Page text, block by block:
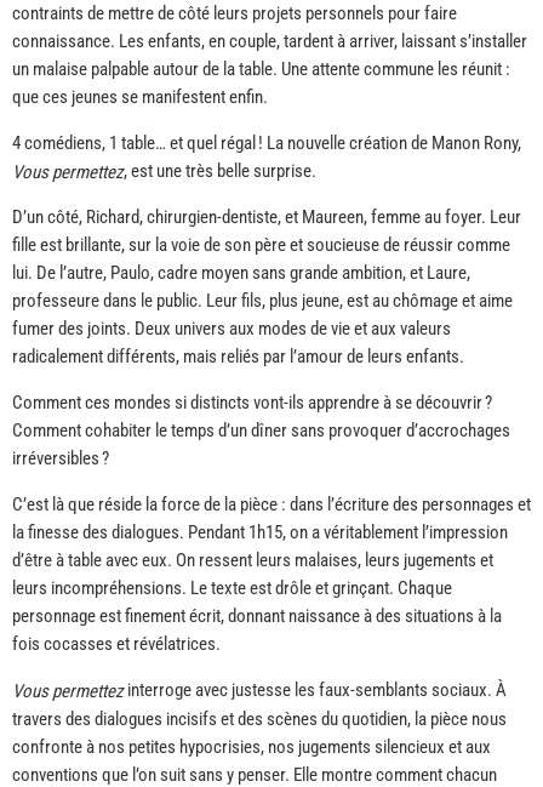
contraints de mettre de côté leurs projets personnels pour faire
connaissance. Les enfants, en couple, tardent à arriver, laissant s’installer
un malaise palpable autour de la table. Une attente commune les réunit :
que ces jeunes se manifestent enfin.
4 comédiens, 1 table… et quel régal ! La nouvelle création de Manon Rony,
Vous permettez, est une très belle surprise.
D’un côté, Richard, chirurgien-dentiste, et Maureen, femme au foyer. Leur
fille est brillante, sur la voie de son père et soucieuse de réussir comme
lui. De l’autre, Paulo, cadre moyen sans grande ambition, et Laure,
professeure dans le public. Leur fils, plus jeune, est au chômage et aime
fumer des joints. Deux univers aux modes de vie et aux valeurs
radicalement différents, mais reliés par l’amour de leurs enfants.
Comment ces mondes si distincts vont-ils apprendre à se découvrir ?
Comment cohabiter le temps d’un dîner sans provoquer d’accrochages
irréversibles ?
C’est là que réside la force de la pièce : dans l’écriture des personnages et
la finesse des dialogues. Pendant 1h15, on a véritablement l’impression
d’être à table avec eux. On ressent leurs malaises, leurs jugements et
leurs incompréhensions. Le texte est drôle et grinçant. Chaque
personnage est finement écrit, donnant naissance à des situations à la
fois cocasses et révélatrices.
Vous permettezinterroge avec justesse les faux-semblants sociaux. À
travers des dialogues incisifs et des scènes du quotidien, la pièce nous
confronte à nos petites hypocrisies, nos jugements silencieux et aux
conventions que l’on suit sans y penser. Elle montre comment chacun